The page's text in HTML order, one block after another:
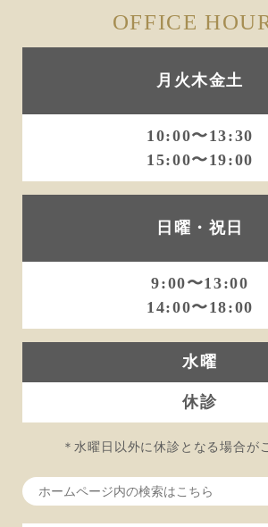
OFFICE
月火木金土
10:00〜13:30
15:00〜19:00
日曜・祝日
9:00〜13:00
14:00〜18:00
水曜
休診
＊水曜日以外に休診となる場合が